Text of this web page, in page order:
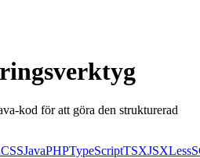
kod för att göra den strukturerad
CSSJavaPHPTypeScriptTSXJSXLess